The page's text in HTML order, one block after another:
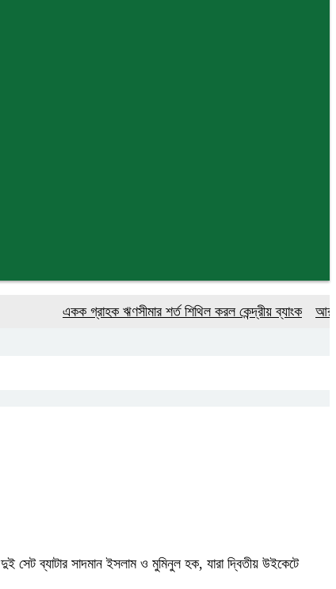
একক গ্রাহক ঋণসীমার শর্ত শিথিল করল কেন্দ্রীয় ব্যাংক আরও ৪ কোটি
সেট ব্যাটার সাদমান ইসলাম ও মুমিনুল হক, যারা দ্বিতীয় উইকেটে